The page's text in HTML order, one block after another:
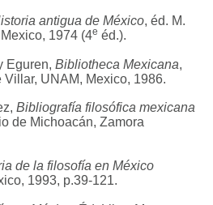
antigua de México, éd. M.
1974 (4e éd.).
Eguren, Bibliotheca Mexicana,
Villar, UNAM, Mexico, 1986.
Bibliografía filosófica mexicana
de Michoacán, Zamora
de la filosofía en México
1993, p.39-121.